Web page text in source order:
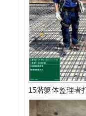
15階躯体監理者